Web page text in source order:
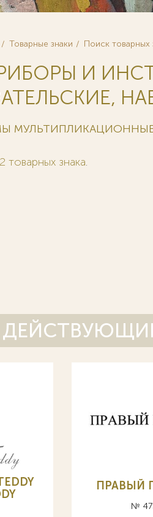
Товарные знаки Поиск товарных
И
товарных знака.
ПРАВЫЙ
№